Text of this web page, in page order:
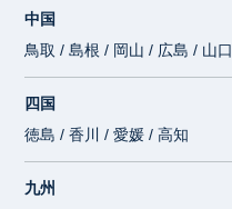
中国
鳥取 / 島根 / 岡山 / 広島 / 山口
四国
徳島 / 香川 / 愛媛 / 高知
九州